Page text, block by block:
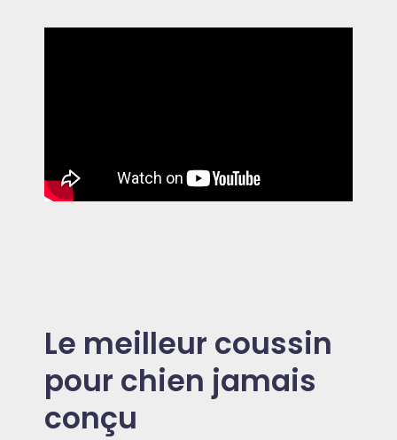
Le meilleur coussin
pour chien jamais
conçu